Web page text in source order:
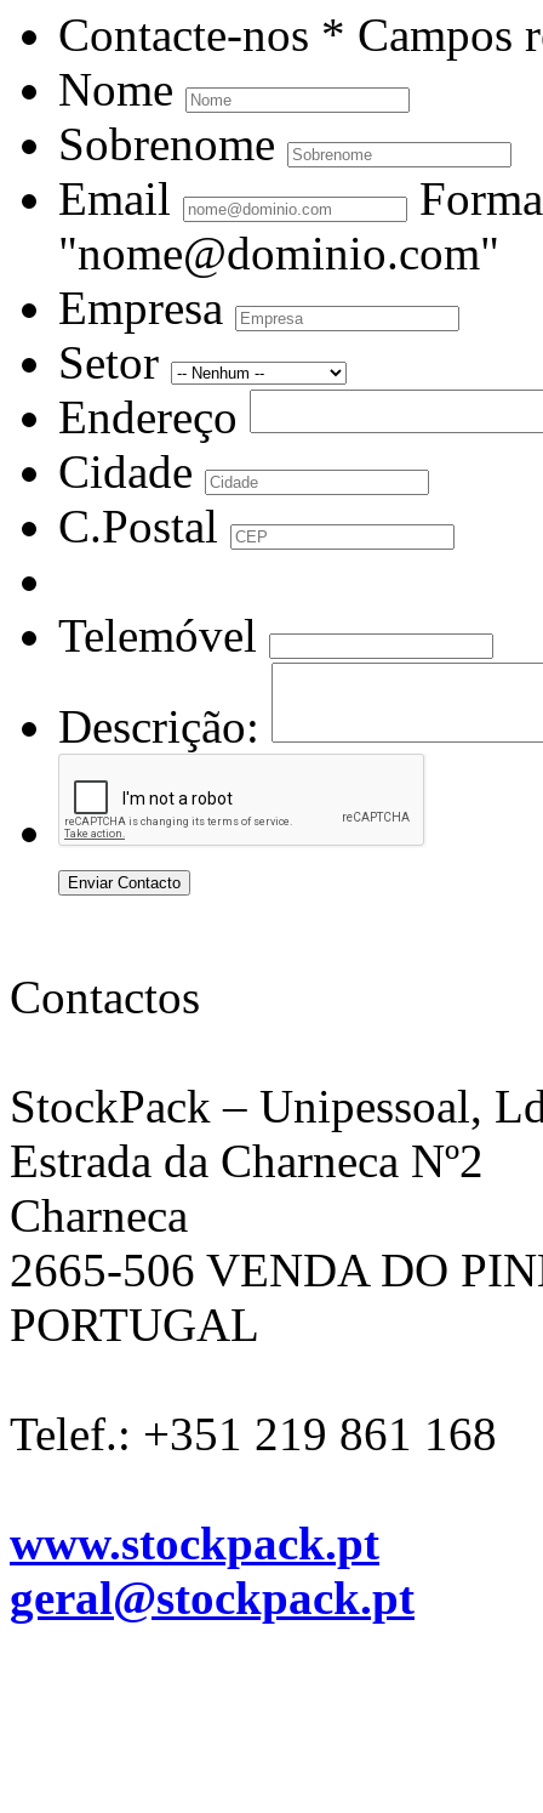
Contacte-nos * Campos
Nome
Sobrenome
Email
"nome@dominio.com"
Empresa
Setor
Endereço
Cidade
C.Postal
Telemóvel
Descrição:
Enviar Contacto
Contactos
StockPack – Unipessoal,
Estrada da Charneca Nº2
Charneca
2665-506 VENDA DO
PORTUGAL
Telef.: +351 219 861 168
www.stockpack.pt
geral@stockpack.pt